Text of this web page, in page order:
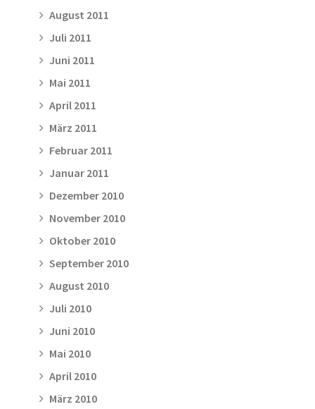
August 2011
Juli 2011
Juni 2011
Mai 2011
April 2011
März 2011
Februar 2011
Januar 2011
Dezember 2010
November 2010
Oktober 2010
September 2010
August 2010
Juli 2010
Juni 2010
Mai 2010
April 2010
März 2010